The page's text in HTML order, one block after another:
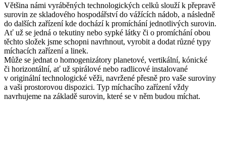
Většina námi vyráběných technologických celků slouží k přepravě
surovin ze skladového hospodářství do vážících nádob, a následně
do dalších zařízení kde dochází k promíchání jednotlivých surovin.
Ať už se jedná o tekutiny nebo sypké látky či o promíchání obou
těchto složek jsme schopni navrhnout, vyrobit a dodat různé typy
míchacích zařízení a linek.
Může se jednat o homogenizátory planetové, vertikální, kónické
či horizontální, ať už spirálové nebo radlicové instalované
v originální technologické věži, navržené přesně pro vaše suroviny
a vaši prostorovou dispozici. Typ míchacího zařízení vždy
navrhujeme na základě surovin, které se v něm budou míchat.